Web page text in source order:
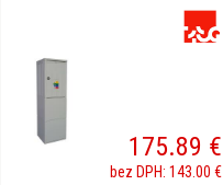
175.89 €
bez DPH: 143.00 €